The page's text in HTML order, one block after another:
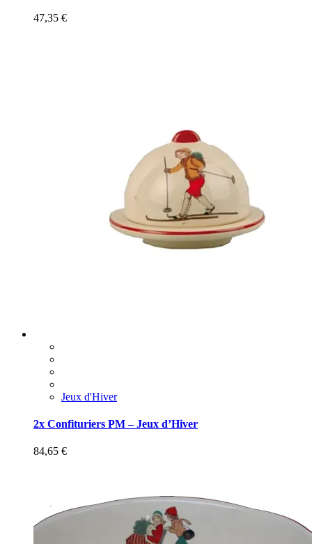
47,35 €
Jeux d'Hiver
2x Confituriers PM – Jeux d’Hiver
84,65 €